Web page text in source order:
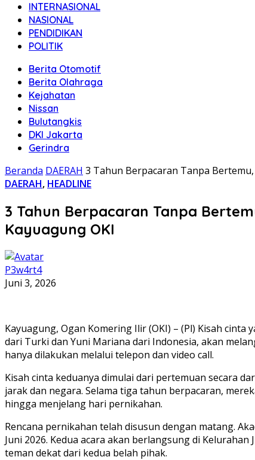
INTERNASIONAL
NASIONAL
PENDIDIKAN
POLITIK
Berita Otomotif
Berita Olahraga
Kejahatan
Nissan
Bulutangkis
DKI Jakarta
Gerindra
Beranda DAERAH 3 Tahun Berpacaran Tanpa
DAERAH, HEADLINE
3 Tahun Berpacaran Tanpa
Kayuagung OKI
P3w4rt4
Juni 3, 2026
Kayuagung, Ogan Komering Ilir (OKI) – (Pl) Kisah
dari Turki dan Yuni Mariana dari Indonesia, akan
hanya dilakukan melalui telepon dan video call.
Kisah cinta keduanya dimulai dari pertemuan secara
jarak dan negara. Selama tiga tahun berpacaran,
hingga menjelang hari pernikahan.
Rencana pernikahan telah disusun dengan matang.
Juni 2026. Kedua acara akan berlangsung di
teman dekat dari kedua belah pihak.